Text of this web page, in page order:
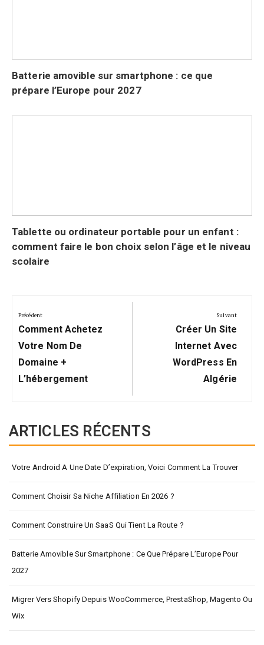
Batterie amovible sur smartphone : ce que
prépare l’Europe pour 2027
Tablette ou ordinateur portable pour un enfant :
comment faire le bon choix selon l’âge et le niveau
scolaire
de
l’article
Précédent
Précédent:
Comment Achetez
Votre Nom De
Domaine +
L’hébergement
Suivant
Suivant:
Créer Un Site
Internet Avec
WordPress En
Algérie
ARTICLES RÉCENTS
Votre Android A Une Date D’expiration, Voici Comment La Trouver
Comment Choisir Sa Niche Affiliation En 2026 ?
Comment Construire Un SaaS Qui Tient La Route ?
Batterie Amovible Sur Smartphone : Ce Que Prépare L’Europe Pour
2027
Migrer Vers Shopify Depuis WooCommerce, PrestaShop, Magento Ou
Wix